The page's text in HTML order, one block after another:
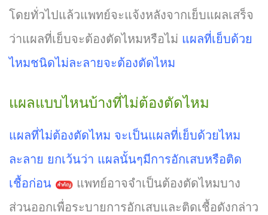
โดยทั่วไปแล้วแพทย์จะแจ้งหลังจากเย็บแผลเสร็จ
ว่าแผลที่เย็บจะต้องตัดไหมหรือไม่ แผลที่เย็บด้วย
ไหมชนิดไม่ละลายจะต้องตัดไหม
แผลแบบไหนบ้างที่ไม่ต้องตัดไหม
แผลที่ไม่ต้องตัดไหม จะเป็นแผลที่เย็บด้วยไหม
ละลาย ยกเว้นว่า แผลนั้นๆมีการอักเสบหรือติด
เชื้อก่อน
แพทย์อาจจำเป็นต้องตัดไหมบาง
ส่วนออกเพื่อระบายการอักเสบและติดเชื้อดังกล่าว